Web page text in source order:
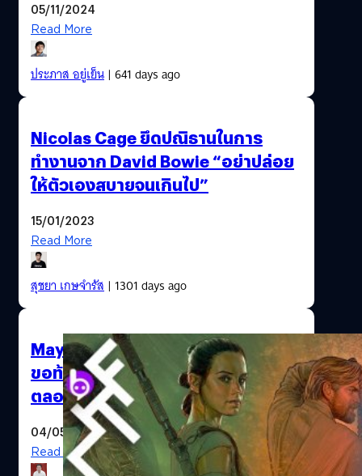
05/11/2024
Read More
ประภาส อยู่เย็น| 641 days ago
Nicolas Cage ยึดปณิธานในการ
ทำงานจาก David Bowie “อย่าปล่อย
ให้ตัวเองสบายจนเกินไป”
15/01/2023
Read More
สุชยา เกษจำรัส| 1301 days ago
May the 4th Be with You กับเรื่องที่
ขอท้าแฟน ๆ Star Wars ว่ายังไม่รู้
ตลอด 43 ปีที่ผ่านมา
04/05/2020
Read More